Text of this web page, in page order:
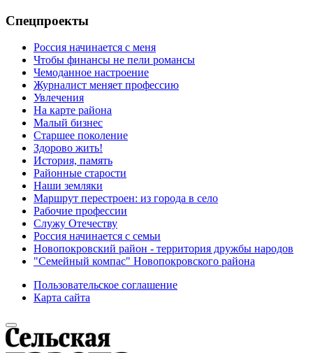
Спецпроекты
Россия начинается с меня
Чтобы финансы не пели романсы
Чемоданное настроение
Журналист меняет профессию
Увлечения
На карте района
Малый бизнес
Старшее поколение
Здорово жить!
История, память
Районные старости
Наши земляки
Маршрут перестроен: из города в село
Рабочие профессии
Служу Отечеству
Россия начинается с семьи
Новопокровский район - территория дружбы народов
"Семейный компас" Новопокровского района
Пользовательское соглашение
Карта сайта